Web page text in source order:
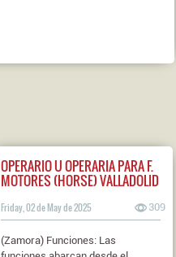
OPERARIO U OPERARIA PARA F.
MOTORES (HORSE) VALLADOLID
Friday, 02 de May de 2025 309
(Zamora) Funciones: Las